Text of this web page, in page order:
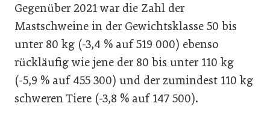
Gegenüber 2021 war die Zahl der
Mastschweine in der Gewichtsklasse 50 bis
unter 80 kg (-3,4 % auf 519 000) ebenso
rückläufig wie jene der 80 bis unter 110 kg
(-5,9 % auf 455 300) und der zumindest 110 kg
schweren Tiere (-3,8 % auf 147 500).